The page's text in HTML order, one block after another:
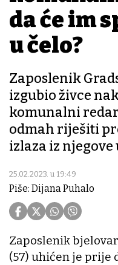
da će im
u čelo?
Zaposlenik
izgubio živce
komunalni
odmah riješiti
izlaza iz njegove
25.02.2023. u 19:49
Piše: Dijana Puhalo
Zaposlenik
(57) uhićen je prije